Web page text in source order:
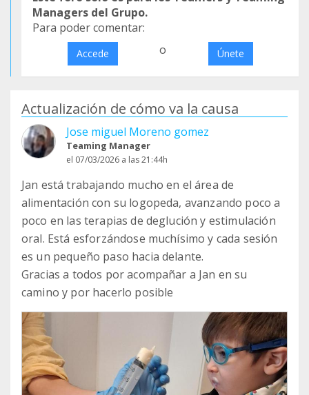
Managers del Grupo.
Para poder comentar:
Accede o Únete
Actualización de cómo va la causa
Jose miguel Moreno gomez
Teaming Manager
el 07/03/2026 a las 21:44h
Jan está trabajando mucho en el área de
alimentación con su logopeda, avanzando poco a
poco en las terapias de deglución y estimulación
oral. Está esforzándose muchísimo y cada sesión
es un pequeño paso hacia delante.
Gracias a todos por acompañar a Jan en su
camino y por hacerlo posible